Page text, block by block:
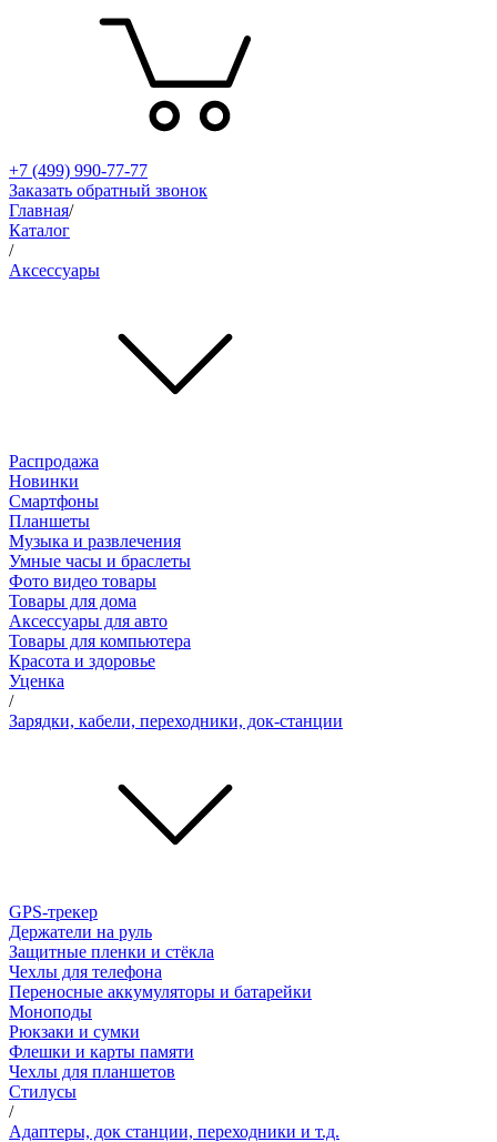
+7 (499) 990-77-77
Заказать обратный звонок
Главная/
Каталог
/
Аксессуары
Распродажа
Новинки
Смартфоны
Планшеты
Музыка и развлечения
Умные часы и браслеты
Фото видео товары
Товары для дома
Аксессуары для авто
Товары для компьютера
Красота и здоровье
Уценка
/
Зарядки, кабели, переходники, док-станции
GPS-трекер
Держатели на руль
Защитные пленки и стёкла
Чехлы для телефона
Переносные аккумуляторы и батарейки
Моноподы
Рюкзаки и сумки
Флешки и карты памяти
Чехлы для планшетов
Стилусы
/
Адаптеры, док станции, переходники и т.д.